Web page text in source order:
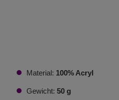
Material: 100% Acryl
Gewicht: 50 g